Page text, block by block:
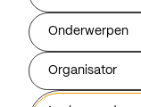
Onderwerpen
Organisator